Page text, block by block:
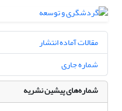
مقالات آماده انتشار
شماره جاری
شماره‌های پیشین نشریه